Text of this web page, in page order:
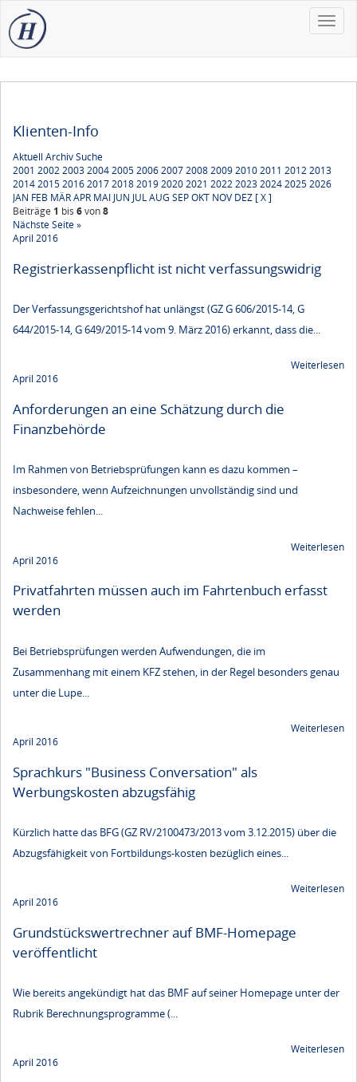
Toggle
Klienten-Info
Aktuell ArchivSuche
2001 2002200320042005200620072008200920102011 20122013
20142015201620172018201920202021 20222023202420252026
JAN FEB MÄRAPR MAI JUN JULAUG SEPOKT NOV DEZ [ X ]
Beiträge 1 bis 6von8
Nächste Seite »
April 2016
Registrierkassenpflicht ist nicht verfassungswidrig
Der Verfassungsgerichtshof hat unlängst (GZ G 606/2015-14, G
644/2015-14, G 649/2015-14 vom 9. März 2016) erkannt, dass die...
Weiterlesen
April 2016
Anforderungen an eine Schätzung durch die
Finanzbehörde
Im Rahmen von Betriebsprüfungen kann es dazu kommen –
insbesondere, wenn Aufzeichnungen unvollständig sind und
Nachweise fehlen...
Weiterlesen
April 2016
Privatfahrten müssen auch im Fahrtenbuch erfasst
werden
Bei Betriebsprüfungen werden Aufwendungen, die im
Zusammenhang mit einem KFZ stehen, in der Regel besonders genau
unter die Lupe...
Weiterlesen
April 2016
Sprachkurs "Business Conversation" als
Werbungskosten abzugsfähig
Kürzlich hatte das BFG (GZ RV/2100473/2013 vom 3.12.2015) über die
Abzugsfähigkeit von Fortbildungs-kosten bezüglich eines...
Weiterlesen
April 2016
Grundstückswertrechner auf BMF-Homepage
veröffentlicht
Wie bereits angekündigt hat das BMF auf seiner Homepage unter der
Rubrik Berechnungsprogramme (...
Weiterlesen
April 2016